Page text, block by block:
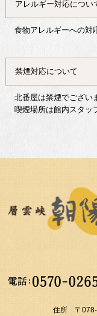
アレルギー対応につい
食物アレルギーへの対
禁煙対応について
北番屋は禁煙でござい
喫煙場所は館内スタッ
住所 〒078-